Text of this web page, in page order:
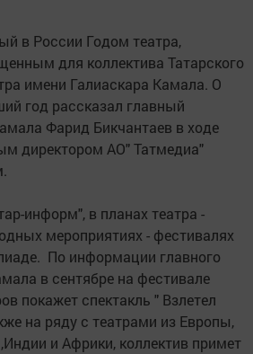
в России Годом театра,
для коллектива Татарского
имени Галиаскара Камала. О
год рассказал главный
Фарид Бикчантаев в ходе
директором АО" Татмедиа"
информ", в планах театра -
мероприятиях - фестивалях
По информации главного
в сентябре на фестивале
покажет спектакль " Взлетел
на ряду с театрами из Европы,
и Африки, коллектив примет